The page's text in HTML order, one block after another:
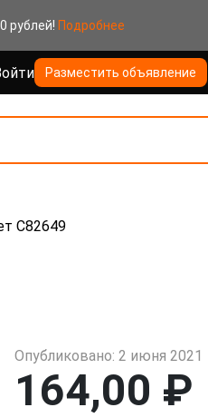
рублей! Подробнее
Разместить объявление
C82649
Опубликовано: 2 июня 2021
164,00 ₽